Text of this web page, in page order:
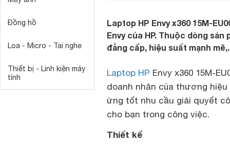
Đồng hồ
Loa - Micro - Tai nghe
Thiết bị - Linh kiện máy
tính
Laptop HP Envy x360 15M-
Envy của HP. Thuộc dòng
đẳng cấp, hiệu suất mạnh
Laptop HP Envy x360 15M-
doanh nhân của thương
ứng tốt nhu cầu giải quyết
cho bạn trong công việc.
Thiết kế